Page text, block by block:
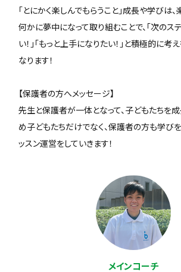
「とにかく楽しんでもらうこと」成長や学びは
何かに夢中になって取り組むことで、「次のス
い！」「もっと上手になりたい！」と積極的に考
なります！
【保護者の方へメッセージ】
先生と保護者が一体となって、子どもたちを
め子どもたちだけでなく、保護者の方も学び
ッスン運営をしていきます！
メインコーチ